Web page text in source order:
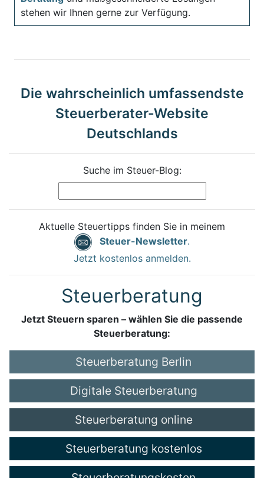
stehen wir Ihnen gerne zur Verfügung.
Die wahrscheinlich umfassendste
Steuerberater-Website
Deutschlands
Suche im Steuer-Blog:
Aktuelle Steuertipps finden Sie in meinem
Steuer-Newsletter.
Jetzt kostenlos anmelden.
Steuerberatung
Jetzt Steuern sparen – wählen Sie die passende
Steuerberatung:
Steuerberatung Berlin
Digitale Steuerberatung
Steuerberatung online
Steuerberatung kostenlos